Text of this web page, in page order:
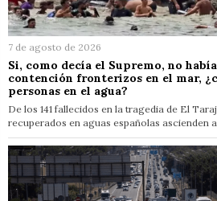
7 de agosto de 2026
Si, como decía el Supremo, no
contención fronterizos en el mar,
personas en el agua?
De los 141 fallecidos en la tragedia de El
recuperados en aguas españolas ascienden